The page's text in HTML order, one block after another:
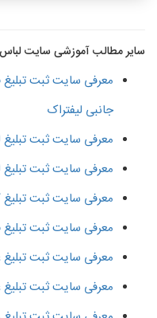
سایر مطالب آموزشی سایت لباس
معرفی سایت ثبت تبلیغ
جانبی لیفتراک
معرفی سایت ثبت تبلیغ
معرفی سایت ثبت
معرفی سایت ثبت
معرفی سایت ثبت تبلیغ
معرفی سایت ثبت تبلیغ
معرفی سایت ثبت